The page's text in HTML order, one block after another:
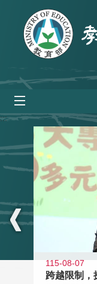
跳到主要內容區塊
:::
115-08-07
跨越限制，